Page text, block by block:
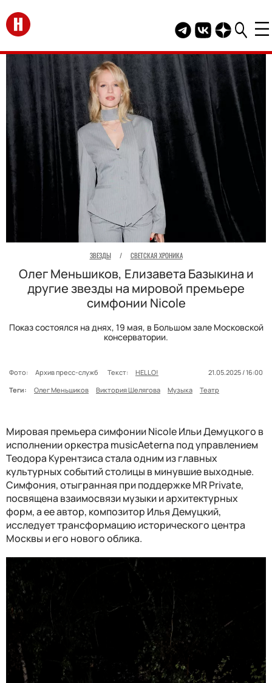
Перейти на главную
Telegram канал
Группа HELLO
Канал
ЗВЕЗДЫ / СВЕТСКАЯ ХРОНИКА
Олег Меньшиков, Елизавета Базыкина и
другие звезды на мировой премьере
симфонии Nicole
Показ состоялся на днях, 19 мая, в Большом зале Московской
консерватории.
Фото: Архив пресс-служб Текст: HELLO!
21.05.2025 / 16:00
Теги:
Олег Меньшиков Виктория Шелягова Музыка Театр
Мировая премьера симфонии Nicole Ильи Демуцкого в
исполнении оркестра musicAeterna под управлением
Теодора Курентзиса стала одним из главных
культурных событий столицы в минувшие выходные.
Симфония, отыгранная при поддержке MR Private,
посвящена взаимосвязи музыки и архитектурных
форм, а ее автор, композитор Илья Демуцкий,
исследует трансформацию исторического центра
Москвы и его нового облика.